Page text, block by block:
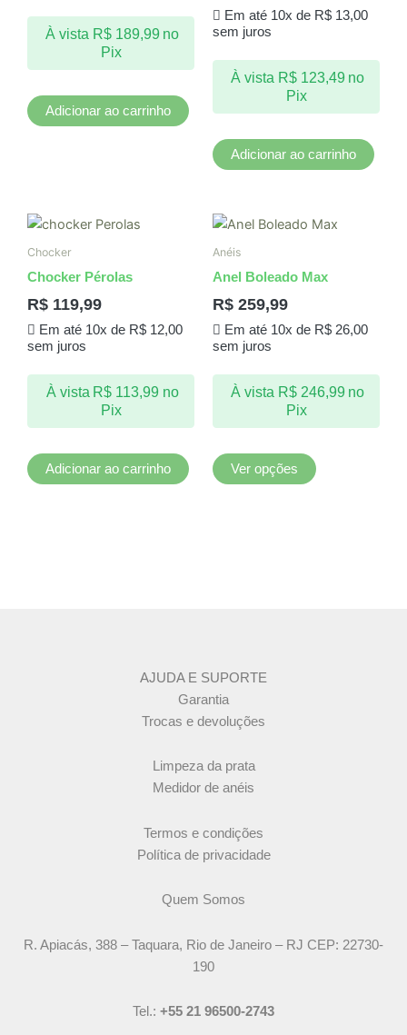
À vista R$189,99 no
Pix
Adicionar ao carrinho
Em até 10x de R$13,00
sem juros
À vista R$123,49 no
Pix
Adicionar ao carrinho
Chocker
Chocker Pérolas
R$ 119,99
Em até 10x de R$12,00
sem juros
À vista R$ 113,99 no
Pix
Adicionar ao carrinho
Anéis
Anel Boleado Max
R$ 259,99
Em até 10x de R$26,00
sem juros
À vista R$246,99 no
Pix
Ver opções
Este
As
podem
ser
página
AJUDA E SUPORTE
Garantia
Trocas e devoluções
Limpeza da prata
Medidor de anéis
Termos e condições
Política de privacidade
Quem Somos
R. Apiacás, 388 – Taquara, Rio de Janeiro – RJ CEP: 22730-
190
Tel.: +55 21 96500-2743